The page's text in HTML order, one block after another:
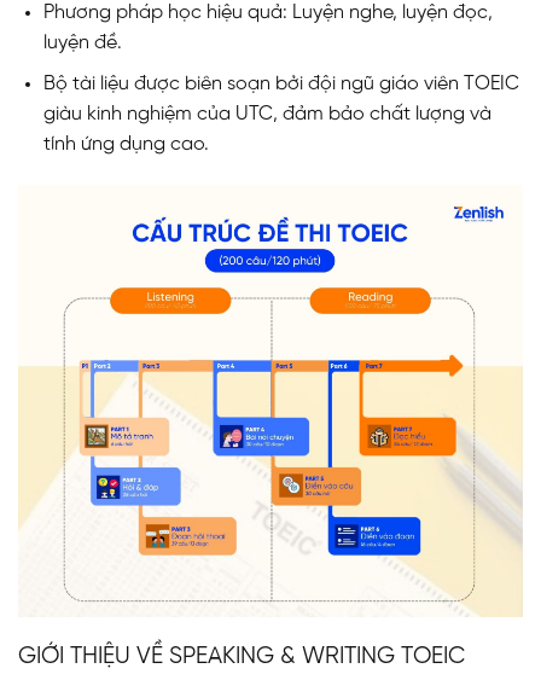
Phương pháp học hiệu quả: Luyện nghe, luyện đọc,
luyện đề.
Bộ tài liệu được biên soạn bởi đội ngũ giáo viên TOEIC
giàu kinh nghiệm của UTC, đảm bảo chất lượng và
tính ứng dụng cao.
GIỚI THIỆU VỀ SPEAKING & WRITING TOEIC